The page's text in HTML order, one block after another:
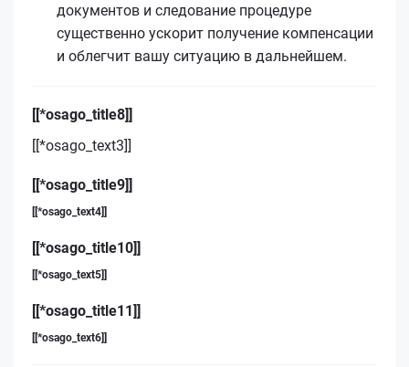
документов и следование процедуре
существенно ускорит получение компенсации
и облегчит вашу ситуацию в дальнейшем.
[[*osago_title8]]
[[*osago_text3]]
[[*osago_title9]]
[[*osago_text4]]
[[*osago_title10]]
[[*osago_text5]]
[[*osago_title11]]
[[*osago_text6]]